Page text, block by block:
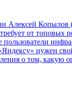
Алексей Копылов
от топовых
нужен
о том, какую